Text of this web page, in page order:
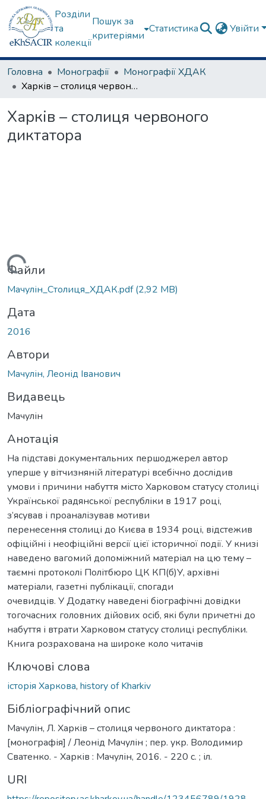
Розділи
та
колекції
Пошук за
критеріями
Статистика Увійти
Головна Монографії
Монографії ХДАК
Харків – столиця червоного диктатора
Харків – столиця червоного
диктатора
Вантажиться...
Файли
Мачулін_Столиця_ХДАК.pdf(2,92 MB)
Дата
2016
Автори
Мачулін, Леонід Іванович
Видавець
Мачулін
Анотація
На підставі документальних першоджерел автор
уперше у вітчизняній літературі всебічно дослідив
умови і причини набуття місто Харковом статусу столиці
Української радянської республіки в 1917 році,
з’ясував і проаналізував мотиви
перенесення столиці до Києва в 1934 році, відстежив
офіційні і неофіційні версії цієї історичної події. У книзі
наведено вагомий допоміжний матеріал на цю тему –
таємні протоколі Політбюро ЦК КП(б)У, архівні
матеріали, газетні публікації, спогади
очевидців. У Додатку наведені біографічні довідки
тогочасних головних дійових осіб, які були причетні до
набуття і втрати Харковом статусу столиці республіки.
Книга розрахована на широке коло читачів
Ключові слова
історія Харкова, history of Kharkiv
Бібліографічний опис
Мачулін, Л. Харків – столиця червоного диктатора :
[монографія] / Леонід Мачулін ; пер. укр. Володимир
Сватенко. - Харків : Мачулін, 2016. - 220 с. ; іл.
URI